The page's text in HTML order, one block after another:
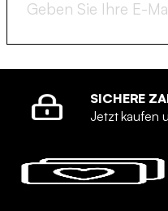
SICHERE
Jetzt kaufen